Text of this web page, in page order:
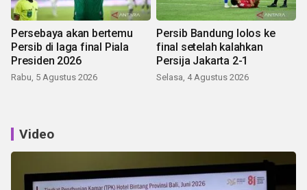
Persebaya akan bertemu
Persib di laga final Piala
Presiden 2026
Rabu, 5 Agustus 2026
Persib Bandung lolos ke
final setelah kalahkan
Persija Jakarta 2-1
Selasa, 4 Agustus 2026
Video